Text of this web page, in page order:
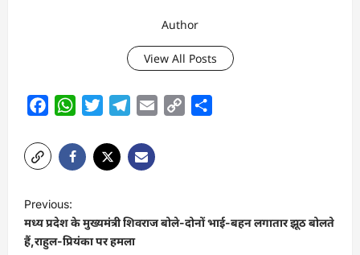
Author
View All Posts
FacebookWhatsAppTwitterTelegram
Email
Copy
P
o
s
Previous:
मध्य प्रदेश के मुख्यमंत्री शिवराज बोले-दोनों भाई-बहन लगातार झूठ बोलते
हैं,राहुल-प्रियंका पर हमला